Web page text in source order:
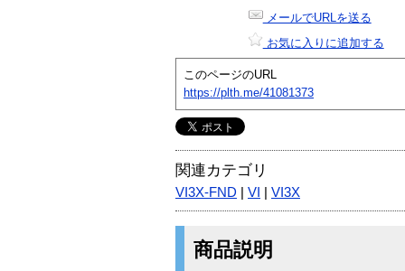
メールでURLを送る
お気に入りに追加する
このページのURL
https://plth.me/41081373
関連カテゴリ
VI3X-FND VI VI3X
商品説明